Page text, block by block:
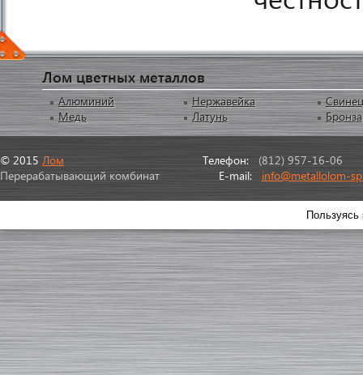
Лом цветных металлов
Алюминий
Медь
Нержавейка
Латунь
Свинец
Бронза
© 2015 Лом
Перерабатывающий комбинат
Телефон: (812) 957-16-06
E-mail: info@metallolom-